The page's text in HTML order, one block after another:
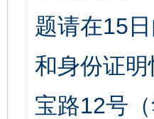
题请在15
和身份证
宝路12号